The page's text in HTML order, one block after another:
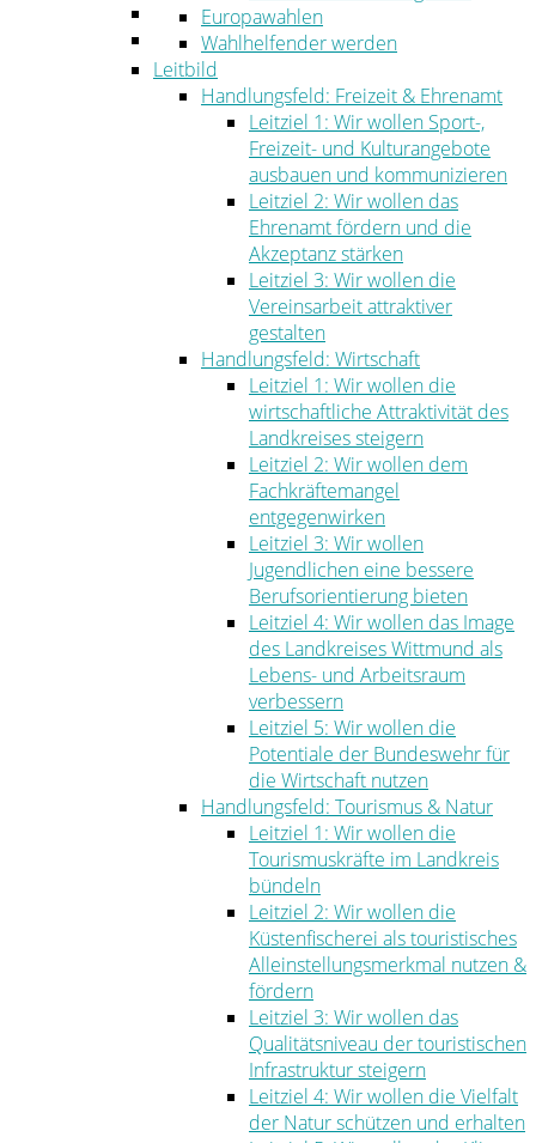
Umwelt
Ordnung
Europawahlen
Wahlhelfender werden
Leitbild
Handlungsfeld: Freizeit & Ehrenamt
Leitziel 1: Wir wollen Sport-,
Freizeit- und Kulturangebote
ausbauen und kommunizieren
Leitziel 2: Wir wollen das
Ehrenamt fördern und die
Akzeptanz stärken
Leitziel 3: Wir wollen die
Vereinsarbeit attraktiver
gestalten
Handlungsfeld: Wirtschaft
Leitziel 1: Wir wollen die
wirtschaftliche Attraktivität des
Landkreises steigern
Leitziel 2: Wir wollen dem
Fachkräftemangel
entgegenwirken
Leitziel 3: Wir wollen
Jugendlichen eine bessere
Berufsorientierung bieten
Leitziel 4: Wir wollen das Image
des Landkreises Wittmund als
Lebens- und Arbeitsraum
verbessern
Leitziel 5: Wir wollen die
Potentiale der Bundeswehr für
die Wirtschaft nutzen
Handlungsfeld: Tourismus & Natur
Leitziel 1: Wir wollen die
Tourismuskräfte im Landkreis
bündeln
Leitziel 2: Wir wollen die
Küstenfischerei als touristisches
Alleinstellungsmerkmal nutzen &
fördern
Leitziel 3: Wir wollen das
Qualitätsniveau der touristischen
Infrastruktur steigern
Leitziel 4: Wir wollen die Vielfalt
der Natur schützen und erhalten